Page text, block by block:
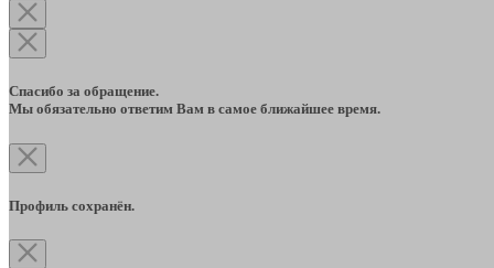
Спасибо за обращение.
Мы обязательно ответим Вам в самое ближайшее время.
Профиль сохранён.